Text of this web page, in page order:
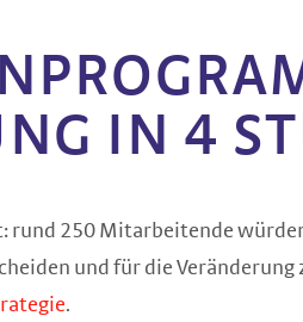
IN 4
rund 250 Mitarbeitende
und für die
.